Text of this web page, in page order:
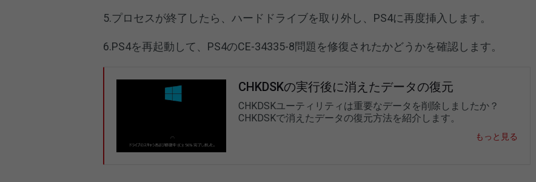
5.プロセスが終了したら、ハードドライブを取り外し、PS4に再度挿入します。
6.PS4を再起動して、PS4のCE-34335-8問題を修復されたかどうかを確認します。
CHKDSKの実行後に消えたデータの復元
CHKDSKユーティリティは重要なデータを削除しましたか？
CHKDSKで消えたデータの復元方法を紹介します。
もっと見る